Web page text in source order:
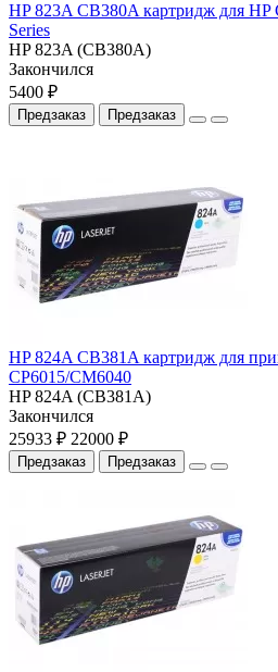
HP 823A CB380A картридж для HP
Series
HP 823A (CB380A)
Закончился
5400 ₽
Предзаказ Предзаказ
HP 824A CB381A картридж для
CP6015/CM6040
HP 824A (CB381A)
Закончился
25933 ₽ 22000 ₽
Предзаказ Предзаказ